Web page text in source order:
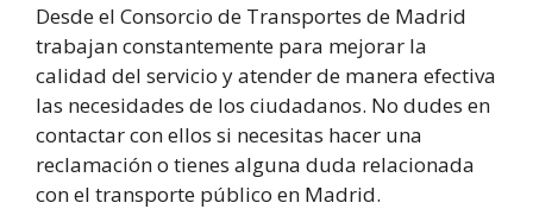
Desde el Consorcio de Transportes de Madrid
trabajan constantemente para mejorar la
calidad del servicio y atender de manera efectiva
las necesidades de los ciudadanos. No dudes en
contactar con ellos si necesitas hacer una
reclamación o tienes alguna duda relacionada
con el transporte público en Madrid.